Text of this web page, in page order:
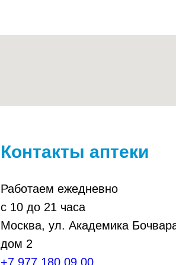
Контакты аптеки
Работаем ежедневно
с 10 до 21 часа
Москва, ул. Академика
дом 2
+7 977 180 09 00